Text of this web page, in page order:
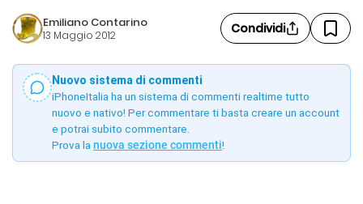
Emiliano Contarino
13 Maggio 2012 Condividi
Nuovo sistema di commenti
iPhoneItalia ha un sistema di commenti realtime tutto
nuovo e nativo! Per commentare ti basta creare un account
e potrai subito commentare.
Prova la nuova sezione commenti!